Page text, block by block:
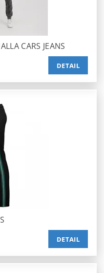
CARS JEANS
DETAIL
DETAIL